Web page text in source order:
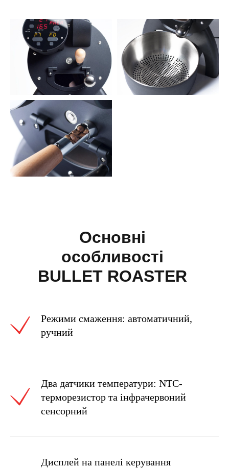
Основні
особливості
BULLET ROASTER
Режими смаження: автоматичний,
ручний
Два датчики температури: NTC-
терморезистор та інфрачервоний
сенсорний
Дисплей на панелі керування